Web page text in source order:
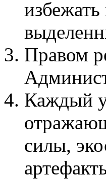
Правом
Каждый
силы,